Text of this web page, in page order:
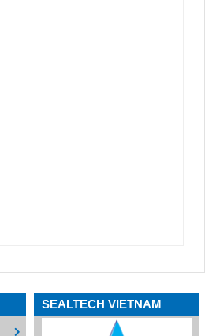
SEALTECH VIETNAM